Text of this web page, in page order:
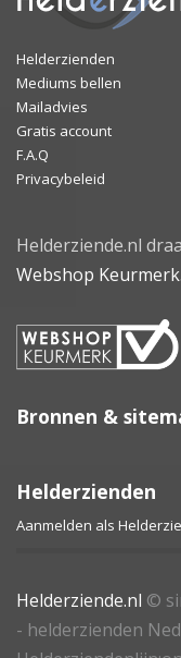
Helderzienden
Mediums bellen
Mailadvies
Gratis account
F.A.Q
Privacybeleid
Helderziende.nl
Webshop Keurmerk.
Bronnen &
Helderzienden
Aanmelden als
Helderziende.nl ©
- helderzienden